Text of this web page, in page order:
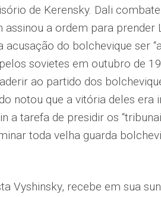
de Kerensky. Dali
assinou a ordem para prender
do bolchevique ser
sovietes em outubro de
ao partido dos
notou que a vitória deles era
a tarefa de presidir os
toda velha guarda
Vyshinsky, recebe em sua